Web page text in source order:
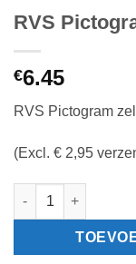
RVS
€6.45
RVS Pictogram
(Excl. € 2,95
RVS Pictogram